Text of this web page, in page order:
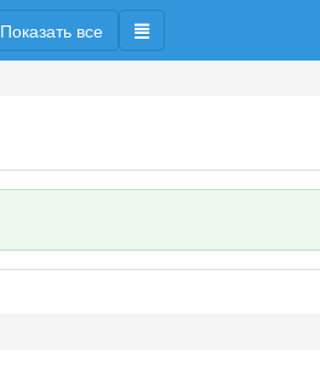
Показать все